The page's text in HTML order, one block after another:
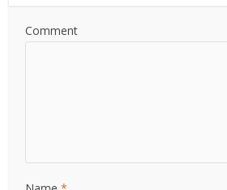
Comment